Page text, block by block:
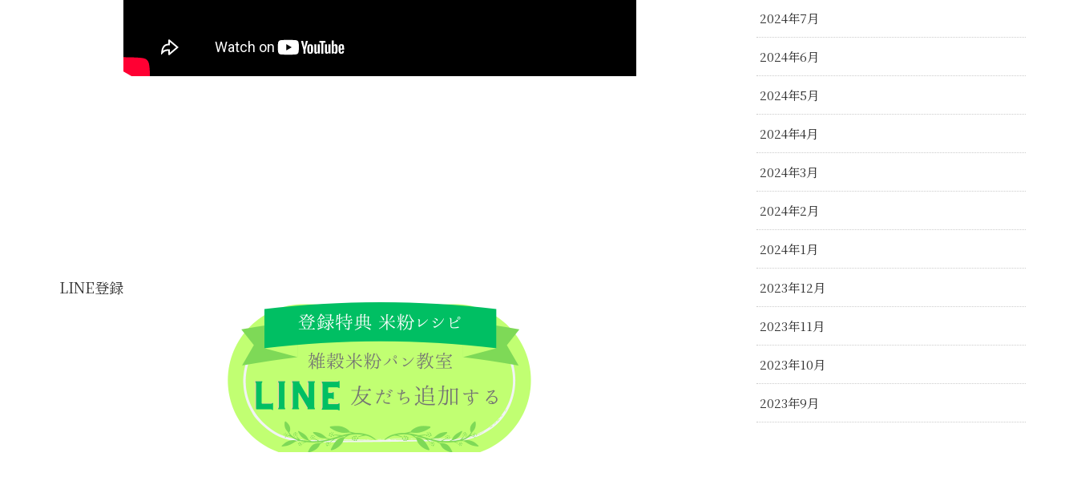
LINE登録
2024年7月
2024年6月
2024年5月
2024年4月
2024年3月
2024年2月
2024年1月
2023年12月
2023年11月
2023年10月
2023年9月